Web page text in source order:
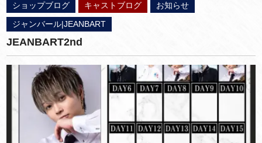
ショップブログ
キャストブログ
お知らせ
ジャンバール|JEANBART
JEANBART2nd